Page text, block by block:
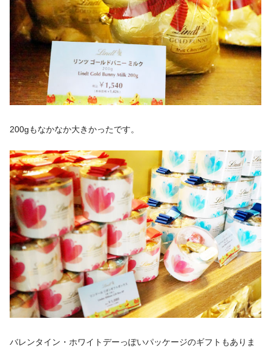
200gもなかなか大きかったです。
バレンタイン・ホワイトデーっぽいパッケージのギフトもありま